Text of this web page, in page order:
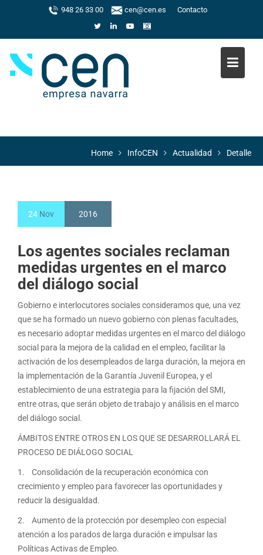
948 26 33 00 cen@cen.es Contacto
Home InfoCEN Actualidad Detalle
24 Nov 2016
Los agentes sociales reclaman
medidas urgentes en el marco
del diálogo social
Gobierno e interlocutores sociales consideramos que, una vez
que se ha formado un nuevo gobierno con plenas facultades,
es necesario adoptar medidas urgentes en el marco del diálogo
social para la mejora de la calidad en el empleo, facilitar la
activación de los desempleados de larga duración, la mejora en
la implementación de la Garantía Juvenil Europea, y el
establecimiento de una estrategia para la fijación del SMI,
entre otras, que serán objeto de trabajo y análisis en el marco
del diálogo social.
ÁMBITOS ENTRE OTROS EN LOS QUE SE DESARROLLARÁ EL
PROCESO DE DIÁLOGO SOCIAL
1. Consolidación de la recuperación económica con
crecimiento y empleo para favorecer las oportunidades y
reducir la desigualdad.
2. Aumento de la protección por desempleo con especial
atención a los parados de larga duración e impulsar las
Políticas Activas de Empleo.